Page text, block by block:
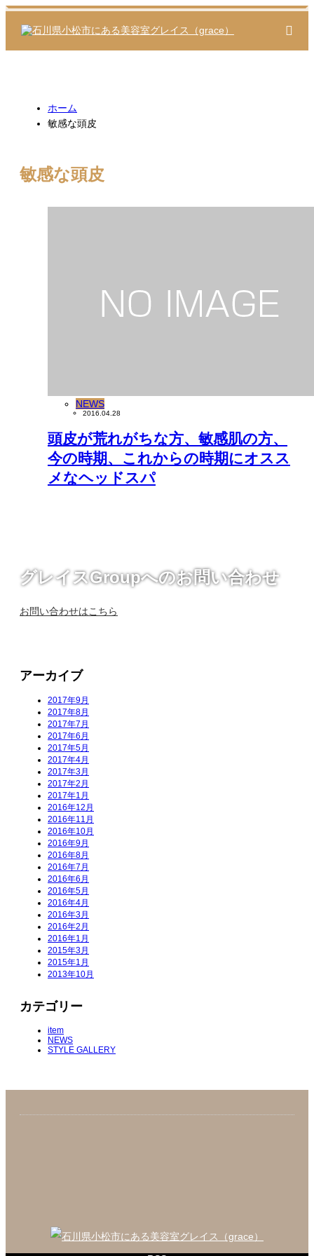
ホーム
敏感な頭皮
敏感な頭皮
NEWS
2016.04.28
頭皮が荒れがちな方、敏感肌の方、
今の時期、これからの時期にオスス
メなヘッドスパ
グレイスGroupへのお問い合わせ
お問い合わせはこちら
アーカイブ
2017年9月
2017年8月
2017年7月
2017年6月
2017年5月
2017年4月
2017年3月
2017年2月
2017年1月
2016年12月
2016年11月
2016年10月
2016年9月
2016年8月
2016年7月
2016年6月
2016年5月
2016年4月
2016年3月
2016年2月
2016年1月
2015年3月
2015年1月
2013年10月
カテゴリー
item
NEWS
STYLE GALLERY